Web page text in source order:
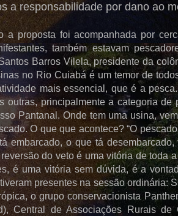
a responsabilidade por dano ao
a proposta foi acompanhada por
também estavam
Barros Vilela, presidente da
no Rio Cuiabá é um temor de
mais essencial, que é a
outras, principalmente a categoria de
Pantanal. Onde tem uma usina,
O que que acontece? “O
embarcado, o que tá
do veto é uma vitória de toda
é uma vitória sem dúvida, é a
presentes na sessão ordinária:
o grupo conservacionista
Central de Associações Rurais de